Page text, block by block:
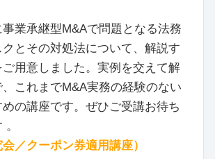
業承継型M&Aで問題となる法務
クとその対処法について、解説す
ご用意しました。実例を交えて解
これまでM&A実務の経験のない
の講座です。ぜひご受講お待ち
／クーポン券適用講座）